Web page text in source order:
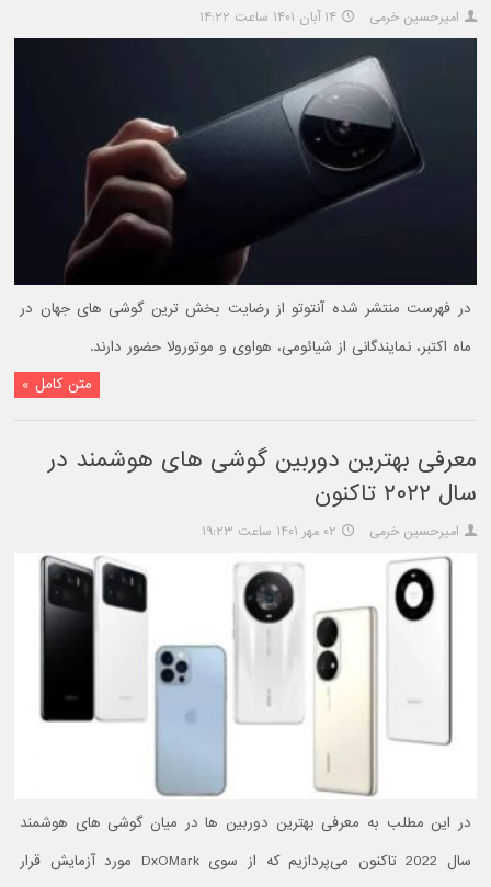
امیرحسین خرمی ۱۴ آبان ۱۴۰۱ ساعت ۱۴:۲۲
در فهرست منتشر شده آنتوتو از رضایت بخش ترین گوشی های جهان در
ماه اکتبر، نمایندگانی از شیائومی، هواوی و موتورولا حضور دارند.
متن کامل »
معرفی بهترین دوربین گوشی های هوشمند در
سال ۲۰۲۲ تاکنون
امیرحسین خرمی ۰۲ مهر ۱۴۰۱ ساعت ۱۹:۲۳
در این مطلب به معرفی بهترین دوربین ها در میان گوشی های هوشمند
سال 2022 تاکنون می‌پردازیم که از سوی DxOMark مورد آزمایش قرار